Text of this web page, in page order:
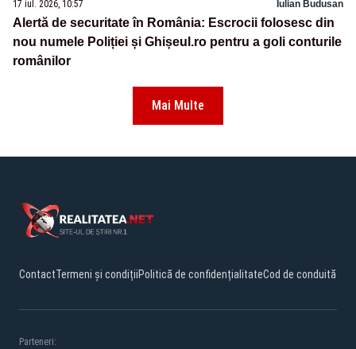
17 iul. 2026, 10:57 Iulian Budusan
Alertă de securitate în România: Escrocii folosesc din
nou numele Poliției și Ghișeul.ro pentru a goli conturile
românilor
Mai Multe
ContactTermeni și condițiiPolitică de confidențialitateCod de conduită
Parteneri: